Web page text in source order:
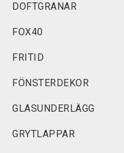
DOFTGRANAR
FOX40
FRITID
FÖNSTERDEKOR
GLASUNDERLÄGG
GRYTLAPPAR